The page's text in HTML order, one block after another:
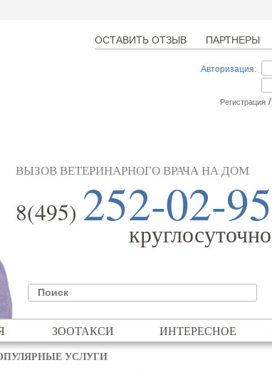
ПАРТНЕРЫ
ОСТАВИТЬ ОТЗЫВ
Авторизация:
Регистрация /
ВЫЗОВ ВЕТЕРИНАРНОГО ВРАЧА НА ДОМ
8(495) 252-02-95
круглосуточно
ЗООТАКСИ ИНТЕРЕСНОЕ
УСЛУГИ